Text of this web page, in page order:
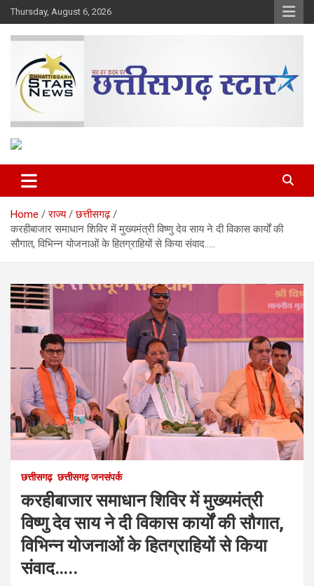
Skip
to
content
Thursday, August 6, 2026
Chhattisgarh Star
Home राज्य
छत्तीसगढ़
करहीबाजार समाधान शिविर में मुख्यमंत्री विष्णु देव साय ने दी विकास कार्यों की
सौगात, विभिन्न योजनाओं के हितग्राहियों से किया संवाद…..
छत्तीसगढ़ छत्तीसगढ़ जनसंपर्क
करहीबाजार समाधान शिविर में मुख्यमंत्री
विष्णु देव साय ने दी विकास कार्यों की सौगात,
विभिन्न योजनाओं के हितग्राहियों से किया
संवाद…..